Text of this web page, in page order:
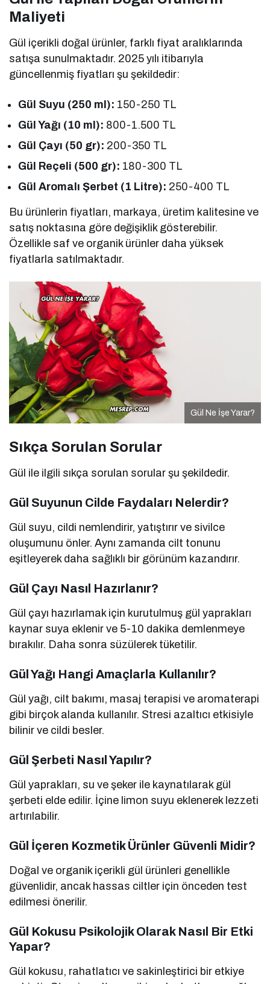
Maliyeti
Gül içerikli doğal ürünler, farklı fiyat aralıklarında
satışa sunulmaktadır. 2025 yılı itibarıyla
güncellenmiş fiyatları şu şekildedir:
Gül Suyu (250 ml): 150-250 TL
Gül Yağı (10 ml): 800-1.500 TL
Gül Çayı (50 gr): 200-350 TL
Gül Reçeli (500 gr): 180-300 TL
Gül Aromalı Şerbet (1 Litre): 250-400 TL
Bu ürünlerin fiyatları, markaya, üretim kalitesine ve
satış noktasına göre değişiklik gösterebilir.
Özellikle saf ve organik ürünler daha yüksek
fiyatlarla satılmaktadır.
Gül Ne İşe Yarar?
Sıkça Sorulan Sorular
Gül ile ilgili sıkça sorulan sorular şu şekildedir.
Gül Suyunun Cilde Faydaları Nelerdir?
Gül suyu, cildi nemlendirir, yatıştırır ve sivilce
oluşumunu önler. Aynı zamanda cilt tonunu
eşitleyerek daha sağlıklı bir görünüm kazandırır.
Gül Çayı Nasıl Hazırlanır?
Gül çayı hazırlamak için kurutulmuş gül yaprakları
kaynar suya eklenir ve 5-10 dakika demlenmeye
bırakılır. Daha sonra süzülerek tüketilir.
Gül Yağı Hangi Amaçlarla Kullanılır?
Gül yağı, cilt bakımı, masaj terapisi ve aromaterapi
gibi birçok alanda kullanılır. Stresi azaltıcı etkisiyle
bilinir ve cildi besler.
Gül Şerbeti Nasıl Yapılır?
Gül yaprakları, su ve şeker ile kaynatılarak gül
şerbeti elde edilir. İçine limon suyu eklenerek lezzeti
artırılabilir.
Gül İçeren Kozmetik Ürünler Güvenli Midir?
Doğal ve organik içerikli gül ürünleri genellikle
güvenlidir, ancak hassas ciltler için önceden test
edilmesi önerilir.
Gül Kokusu Psikolojik Olarak Nasıl Bir Etki
Yapar?
Gül kokusu, rahatlatıcı ve sakinleştirici bir etkiye